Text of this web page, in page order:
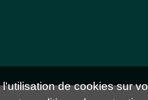
de cookies sur